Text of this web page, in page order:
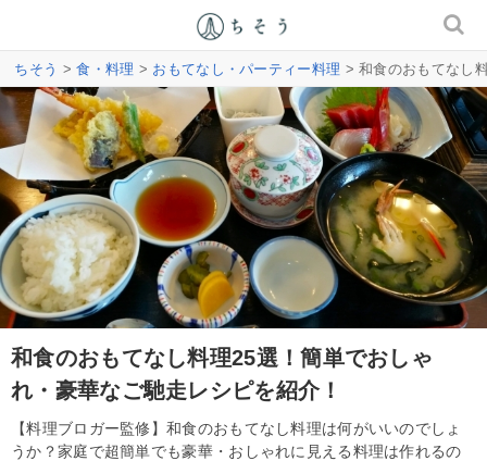
ちそう >食・料理 > おもてなし・パーティー料理 > 和食のおもてなし
和食のおもてなし料理25選！簡単でおしゃ
れ・豪華なご馳走レシピを紹介！
【料理ブロガー監修】和食のおもてなし料理は何がいいのでしょ
うか？家庭で超簡単でも豪華・おしゃれに見える料理は作れるの